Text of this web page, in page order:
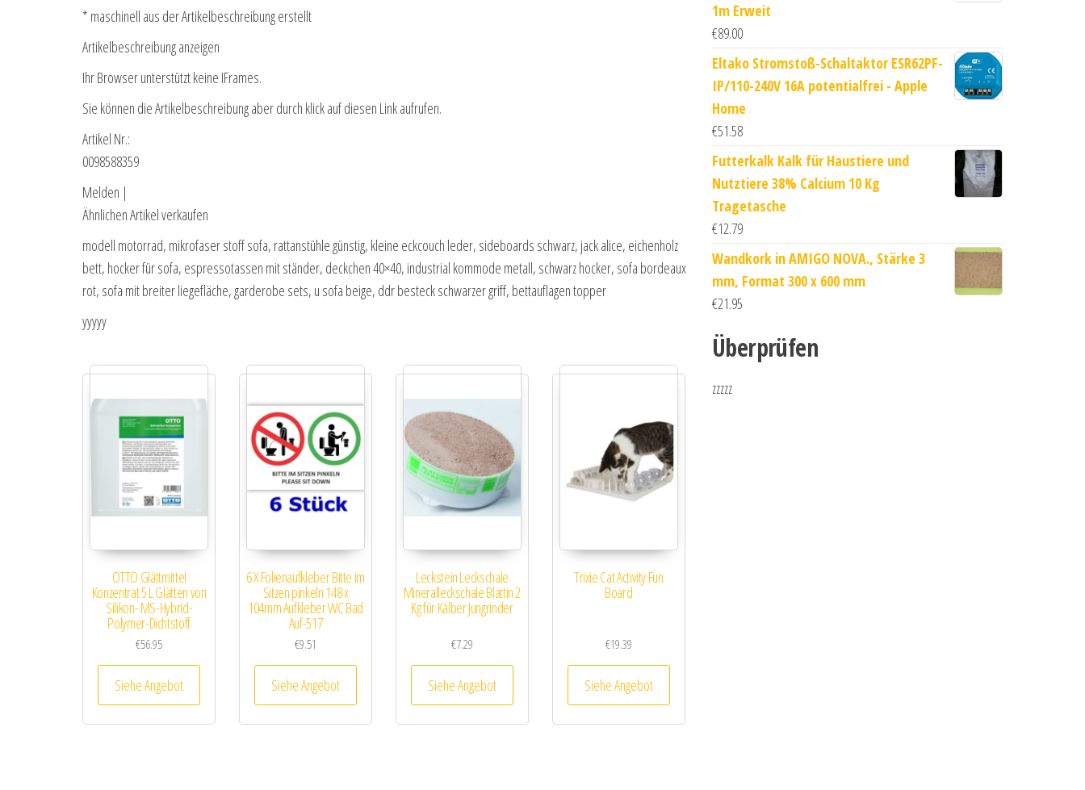
* maschinell aus der Artikelbeschreibung erstellt
Artikelbeschreibung anzeigen
Ihr Browser unterstützt keine IFrames.
Sie können die Artikelbeschreibung aber durch klick auf diesen Link aufrufen.
Artikel Nr.:
0098588359
Melden |
Ähnlichen Artikel verkaufen
modell motorrad, mikrofaser stoff sofa, rattanstühle günstig, kleine eckcouch leder, sideboards schwarz, jack alice, eichenholz
bett, hocker für sofa, espressotassen mit ständer, deckchen 40×40, industrial kommode metall, schwarz hocker, sofa bordeaux
rot, sofa mit breiter liegefläche, garderobe sets, u sofa beige, ddr besteck schwarzer griff, bettauflagen topper
yyyyy
OTTO Glättmittel
Konzentrat 5 L Glätten von
Silikon- MS-Hybrid-
Polymer-Dichtstoff
€56.95
Siehe Angebot
6 X Folienaufkleber Bitte im
Sitzen pinkeln 148 x
104mm Aufkleber WC Bad
Auf-517
€9.51
Siehe Angebot
Leckstein Leckschale
Mineralleckschale Blattin 2
Kg für Kälber Jungrinder
€7.29
Siehe Angebot
Trixie Cat Activity Fun
Board
€19.39
Siehe Angebot
1m Erweit
€89.00
Eltako Stromstoß-Schaltaktor ESR62PF-
IP/110-240V 16A potentialfrei - Apple
Home
€51.58
Futterkalk Kalk für Haustiere und
Nutztiere 38% Calcium 10 Kg
Tragetasche
€12.79
Wandkork in AMIGO NOVA., Stärke 3
mm, Format 300 x 600 mm
€21.95
Überprüfen
zzzzz